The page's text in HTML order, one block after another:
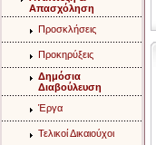
Aπασχόληση
Προσκλήσεις
Προκηρύξεις
Δημόσια
Διαβούλευση
Έργα
Τελικοί Δικαιούχοι